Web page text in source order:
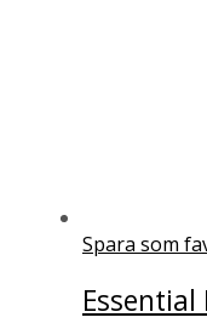
Spara som